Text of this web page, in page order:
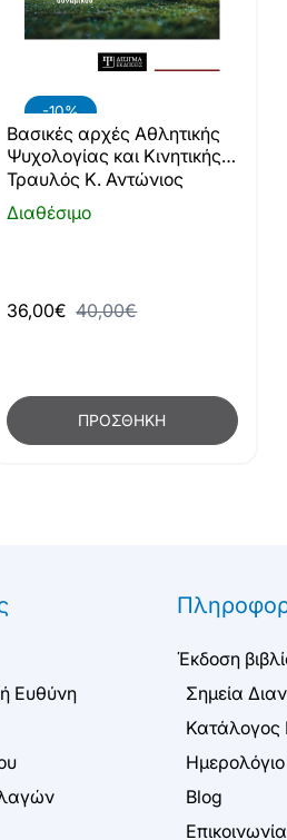
-10%
Διαθέσιμο
Βασικές αρχές Αθλητικής
Ψυχολογίας και Κινητικής
Μάθησης
Τραυλός Κ. Αντώνιος
36,00€ 40,00€
ΠΡΟΣΘΉΚΗ
Ευθύνη
Έκδοση
Σημεία
Κατάλογος
Blog
Επικοινωνία